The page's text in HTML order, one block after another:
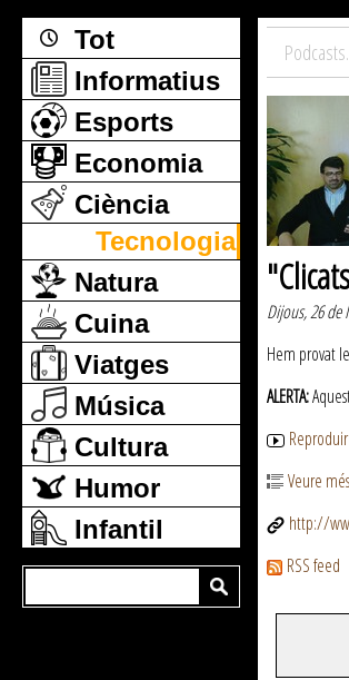
Tot
Informatius
Esports
Economia
Ciència
Tecnologia
Natura
Cuina
Viatges
Música
Cultura
Humor
Infantil
Dijous, 26 de
Hem provat
ALERTA:
Veure
http://
RSS feed